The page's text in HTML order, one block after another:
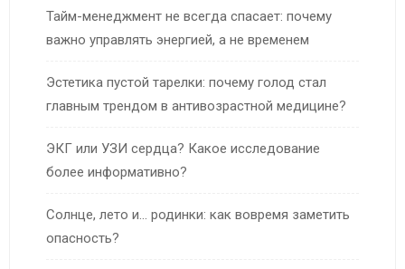
Тайм-менеджмент не всегда спасает: почему
важно управлять энергией, а не временем
Эстетика пустой тарелки: почему голод стал
главным трендом в антивозрастной медицине?
ЭКГ или УЗИ сердца? Какое исследование
более информативно?
Солнце, лето и… родинки: как вовремя заметить
опасность?